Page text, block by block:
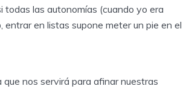
todas las autonomías (cuando yo era
en listas supone meter un pie en el
nos servirá para afinar nuestras